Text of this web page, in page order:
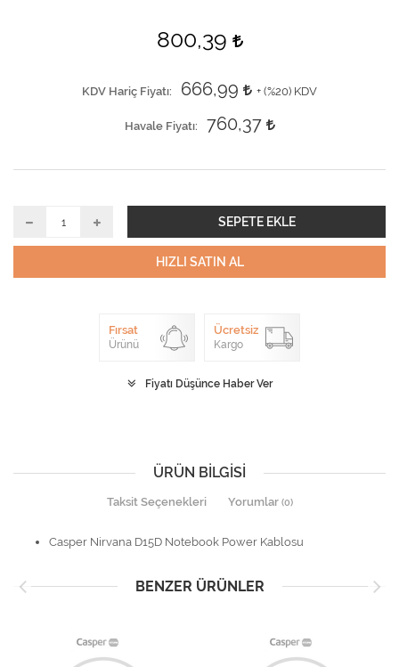
800,39
KDV Hariç Fiyatı 666,99 + (%20) KDV
Havale Fiyatı 760,37
SEPETE EKLE
HIZLI SATIN AL
Fırsat
Ürünü
Ücretsiz
Kargo
Fiyatı Düşünce Haber Ver
ÜRÜN BILGISI
Taksit Seçenekleri Yorumlar (0)
Casper Nirvana D15D Notebook Power Kablosu
BENZER ÜRÜNLER